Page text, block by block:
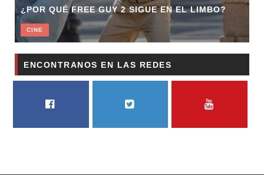
¿POR QUÉ FREE GUY 2 SIGUE EN EL LIMBO?
CINE
ENCONTRANOS EN LAS REDES